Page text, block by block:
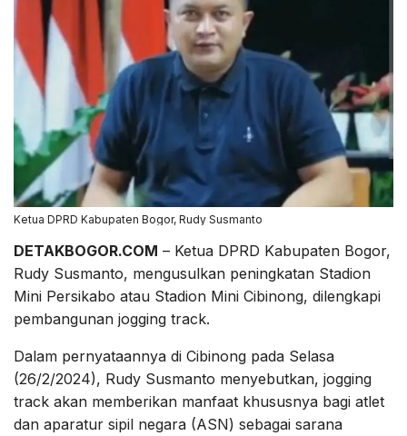
Ketua DPRD Kabupaten Bogor, Rudy Susmanto
DETAKBOGOR.COM – Ketua DPRD Kabupaten Bogor,
Rudy Susmanto, mengusulkan peningkatan Stadion
Mini Persikabo atau Stadion Mini Cibinong, dilengkapi
pembangunan jogging track.
Dalam pernyataannya di Cibinong pada Selasa
(26/2/2024), Rudy Susmanto menyebutkan, jogging
track akan memberikan manfaat khususnya bagi atlet
dan aparatur sipil negara (ASN) sebagai sarana